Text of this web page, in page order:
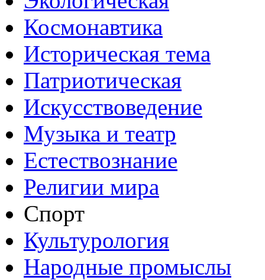
Космонавтика
Историческая тема
Патриотическая
Искусствоведение
Музыка и театр
Естествознание
Религии мира
Спорт
Культурология
Народные промыслы